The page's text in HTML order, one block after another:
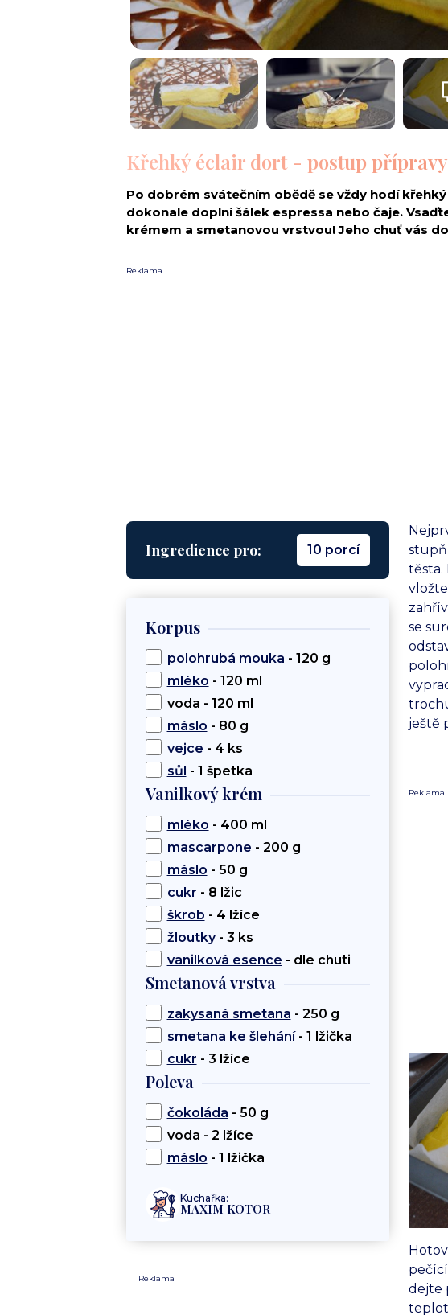
Křehký éclair dort - postup přípravy
Po dobrém svátečním obědě se vždy hodí
dokonale doplní šálek espressa nebo čaje.
krémem a smetanovou vrstvou! Jeho chuť vás
Reklama
Ingredience pro: 10 porcí
Korpus
polohrubá mouka - 120 g
mléko - 120 ml
voda - 120 ml
máslo - 80 g
vejce - 4 ks
sůl - 1 špetka
Vanilkový krém
mléko - 400 ml
mascarpone - 200 g
máslo - 50 g
cukr - 8 lžic
škrob - 4 lžíce
žloutky- 3 ks
vanilková esence - dle chuti
Smetanová vrstva
zakysaná smetana - 250 g
smetana ke šlehání- 1 lžička
cukr - 3 lžíce
Poleva
čokoláda - 50 g
voda - 2 lžíce
máslo - 1 lžička
Kuchařka:
MAXIM KOTOR
Reklama
těsta.
se
ještě
Reklama
dejte